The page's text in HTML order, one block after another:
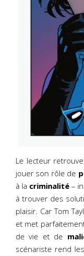
Le lecteur
jouer son rôle de
à la criminalité –
à trouver des
plaisir. Car Tom
et met
de vie et de
scénariste rend